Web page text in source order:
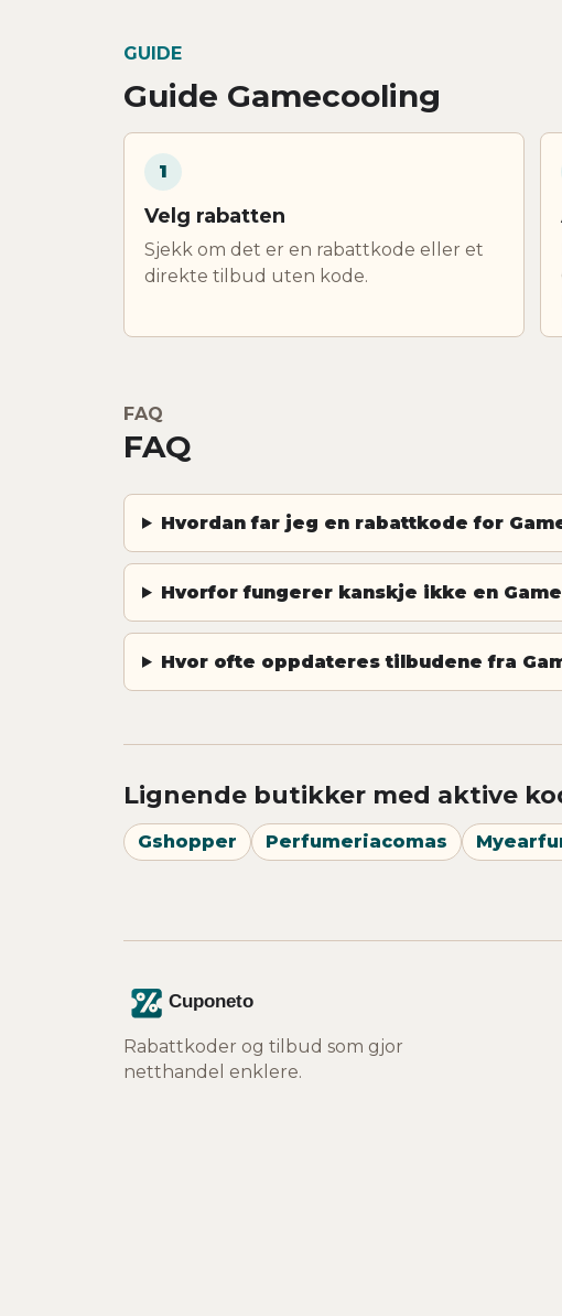
GUIDE
Guide Gamecooling
1
Velg rabatten
Sjekk om det er en rabattkode eller et
direkte tilbud uten kode.
FAQ
FAQ
Hvordan far jeg en rabattkode for
Hvorfor fungerer kanskje ikke en
Hvor ofte oppdateres tilbudene fra
Lignende butikker med aktive
Gshopper Perfumeriacomas
Rabattkoder og tilbud som gjor
netthandel enklere.